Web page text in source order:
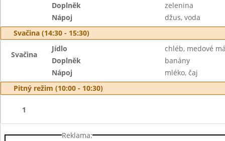
Doplněk
zelenina
Nápoj
džus, voda
Svačina (14:30 - 15:30)
Svačina
Jídlo
chléb, medové
Doplněk
banány
Nápoj
mléko, čaj
Pitný režim (10:00 - 10:30)
1
Reklama: